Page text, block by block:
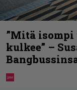
”Mitä isompi
kulkee” –